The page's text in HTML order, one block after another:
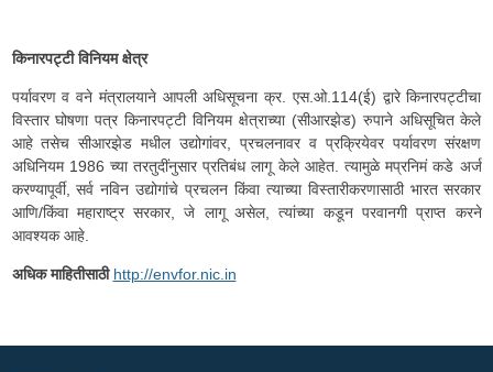
किनारपट्टी विनियम क्षेत्र
पर्यावरण व वने मंत्रालयाने आपली अधिसूचना क्र. एस.ओ.114(ई) द्वारे किनारपट्टीचा
विस्तार घोषणा पत्र किनारपट्टी विनियम क्षेत्राच्या (सीआरझेड) रुपाने अधिसूचित केले
आहे तसेच सीआरझेड मधील उद्योगांवर, प्रचलनावर व प्रक्रियेवर पर्यावरण संरक्षण
अधिनियम 1986 च्या तरतुदींनुसार प्रतिबंध लागू केले आहेत. त्यामुळे मप्रनिमं कडे अर्ज
करण्यापूर्वी, सर्व नविन उद्योगांचे प्रचलन किंवा त्याच्या विस्तारीकरणासाठी भारत सरकार
आणि/किंवा महाराष्ट्र सरकार, जे लागू असेल, त्यांच्या कडून परवानगी प्राप्त करने
आवश्यक आहे.
अधिक माहितीसाठी http://envfor.nic.in